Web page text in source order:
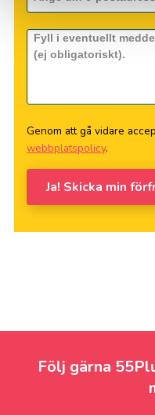
Genom att gå vidare
webbplatspolicy.
Ja! Skicka min
Följ gärna